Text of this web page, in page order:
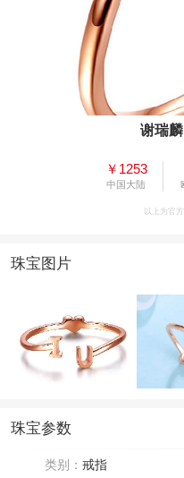
谢瑞
￥1253
中国大陆
以上为官
珠宝图片
珠宝参数
类别： 戒指